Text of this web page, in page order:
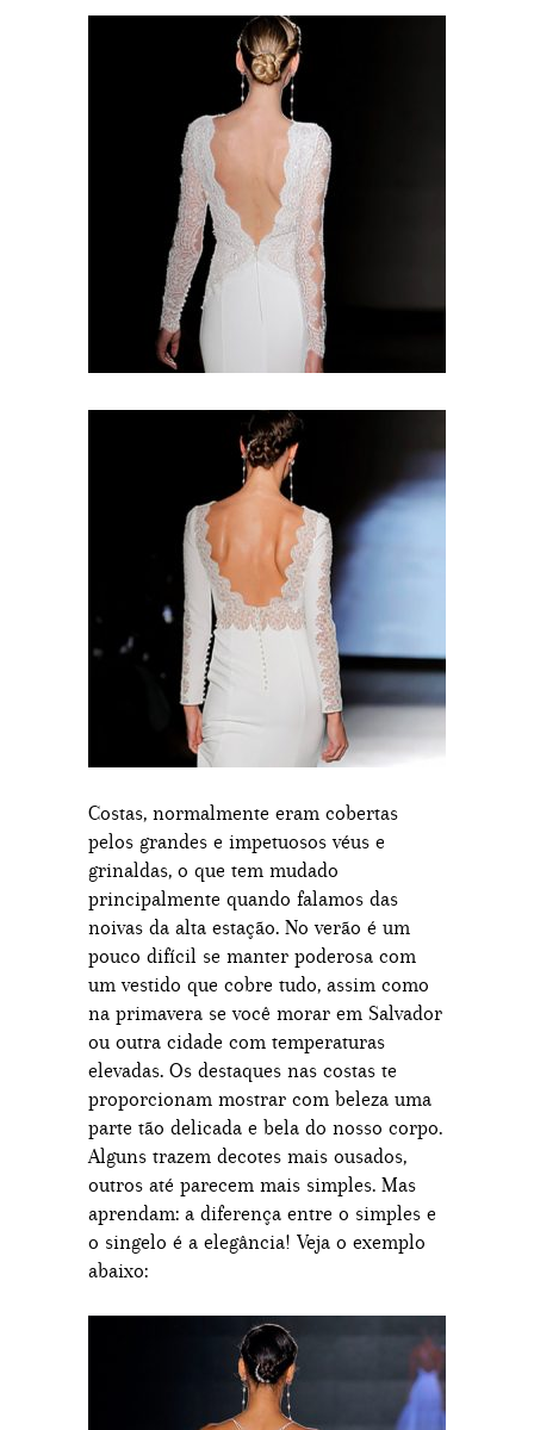
Costas, normalmente eram cobertas
pelos grandes e impetuosos véus e
grinaldas, o que tem mudado
principalmente quando falamos das
noivas da alta estação. No verão é um
pouco difícil se manter poderosa com
um vestido que cobre tudo, assim como
na primavera se você morar em Salvador
ou outra cidade com temperaturas
elevadas. Os destaques nas costas te
proporcionam mostrar com beleza uma
parte tão delicada e bela do nosso corpo.
Alguns trazem decotes mais ousados,
outros até parecem mais simples. Mas
aprendam: a diferença entre o simples e
o singelo é a elegância! Veja o exemplo
abaixo: